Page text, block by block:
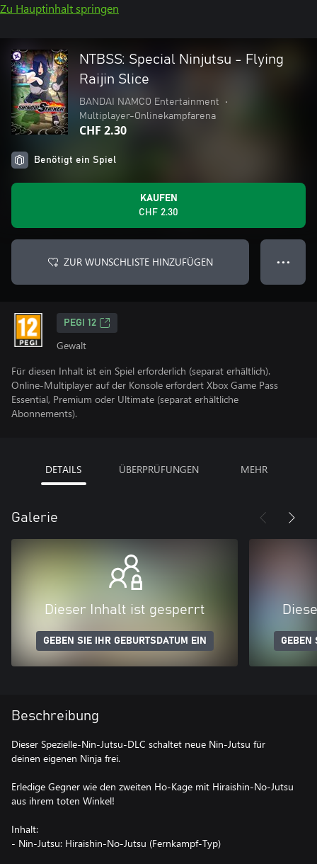
Zu Hauptinhalt springen
NTBSS: Special Ninjutsu - Flying
Raijin Slice
BANDAI NAMCO Entertainment
•
Multiplayer-Onlinekampfarena
CHF 2.30
Benötigt ein Spiel
KAUFEN
CHF 2.30
ZUR WUNSCHLISTE HINZUFÜGEN ● ● ●
PEGI 12
Gewalt
Für diesen Inhalt ist ein Spiel erforderlich (separat erhältlich).
Online-Multiplayer auf der Konsole erfordert Xbox Game Pass
Essential, Premium oder Ultimate (separat erhältliche
Abonnements).
DETAILS ÜBERPRÜFUNGEN MEHR
Galerie
Dieser Inhalt ist gesperrt
GEBEN SIE IHR GEBURTSDATUM EIN GEBEN
Beschreibung
Dieser Spezielle-Nin-Jutsu-DLC schaltet neue Nin-Jutsu für
deinen eigenen Ninja frei.
Erledige Gegner wie den zweiten Ho-Kage mit Hiraishin-No-Jutsu
aus ihrem toten Winkel!
Inhalt:
- Nin-Jutsu: Hiraishin-No-Jutsu (Fernkampf-Typ)